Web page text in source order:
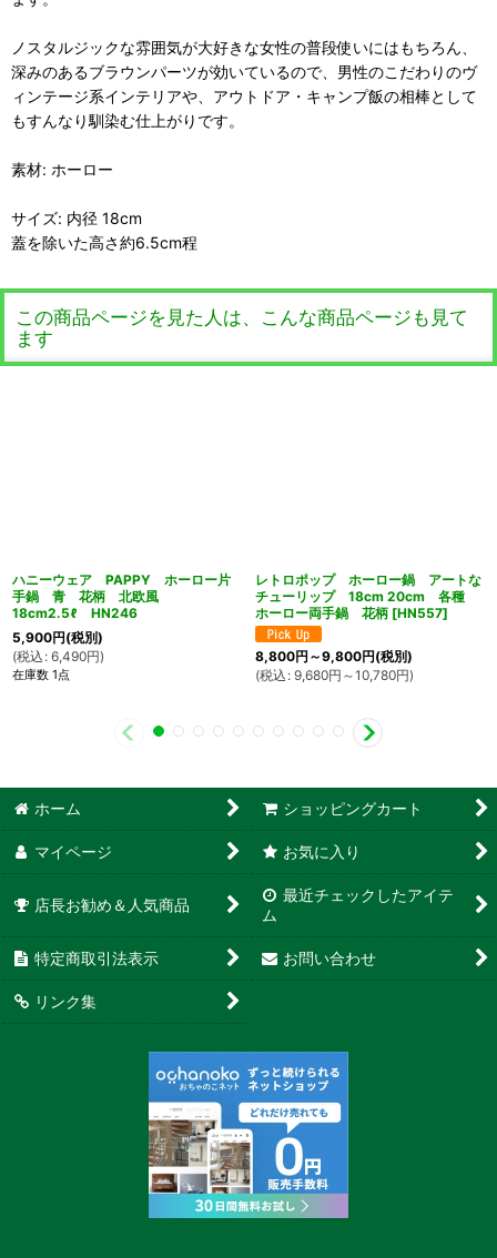
ノスタルジックな雰囲気が大好きな女性の普段使いにはもちろん、
深みのあるブラウンパーツが効いているので、男性のこだわりのヴ
ィンテージ系インテリアや、アウトドア・キャンプ飯の相棒として
もすんなり馴染む仕上がりです。
素材: ホーロー
サイズ: 内径 18cm
蓋を除いた高さ約6.5cm程
この商品ページを見た人は、こんな商品ページも見て
ます
ハニーウェア PAPPY ホーロー片
手鍋 青 花柄 北欧風
18cm2.5ℓ HN246
5,900円(税別)
(税込 : 6,490円)
在庫数 1点
レトロポップ ホーロー鍋 アートな
チューリップ 18cm 20cm 各種
ホーロー両手鍋 花柄 [HN557]
8,800円 ～9,800円(税別)
(税込 : 9,680円 ～10,780円)
ホーム ショッピングカート
マイページ お気に入り
店長お勧め＆人気商品
最近チェックしたアイテ
ム
特定商取引法表示 お問い合わせ
リンク集